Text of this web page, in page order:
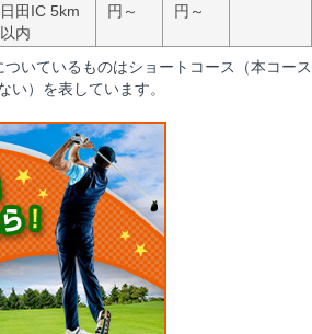
日田IC 5km
以内
円～
円～
ついているものはショートコース（本コース
い）を表しています。